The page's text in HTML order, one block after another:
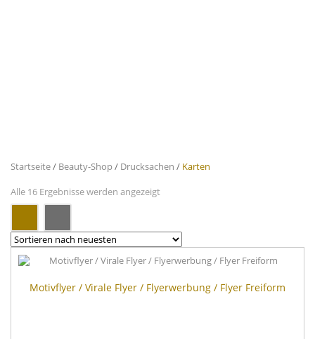
Startseite/ Beauty-Shop/ Drucksachen / Karten
Alle 16 Ergebnisse werden angezeigt
Motivflyer / Virale Flyer / Flyerwerbung / Flyer Freiform